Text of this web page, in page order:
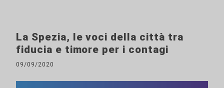
La Spezia, le voci della città tra
fiducia e timore per i contagi
09/09/2020